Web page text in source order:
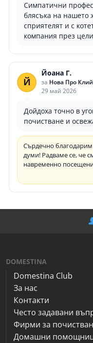
Симпатични
блясъка на нашето
сприятелят и с
компания през
Й
Йоана Г.
за Нова Про
29 май 2026
Дойдоха точно в
почистване и
Сърдечно благодарим
думи! Радваме се, че
навременно
DOMESTINA
Domestina Club
За нас
Контакти
Често задавани
Фирми за
Домашни